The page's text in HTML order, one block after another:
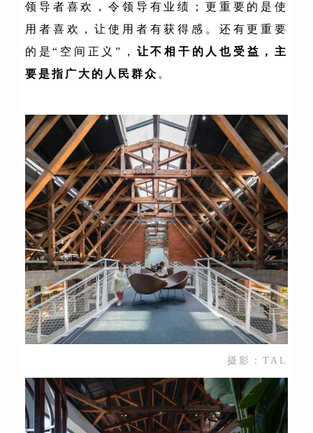
领导者喜欢，令领导有业绩；更重要的是使
用者喜欢，让使用者有获得感。还有更重要
的是“空间正义”， 让不相干的人也受益，主
要是指广大的人民群众 。
摄影：TAL